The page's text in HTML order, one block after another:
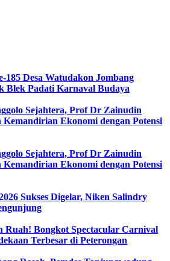
185 Desa Watudakon Jombang
Blek Padati Karnaval Budaya
Sejahtera, Prof Dr Zainudin
Ekonomi dengan Potensi
Sejahtera, Prof Dr Zainudin
Ekonomi dengan Potensi
Sukses Digelar, Niken Salindry
Ruah! Bongkot Spectacular Carnival
Terbesar di Peterongan